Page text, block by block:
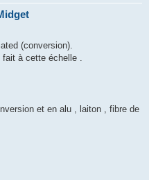
(conversion).
à cette échelle .
et en alu , laiton , fibre de